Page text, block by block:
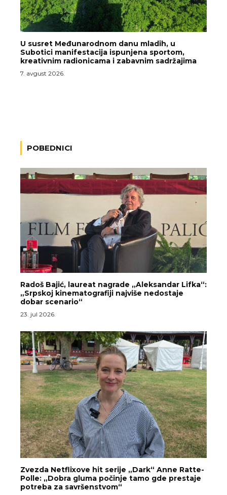
U susret Međunarodnom danu mladih, u
Subotici manifestacija ispunjena sportom,
kreativnim radionicama i zabavnim sadržajima
7. avgust 2026.
POBEDNICI
Radoš Bajić, laureat nagrade „Aleksandar Lifka“:
„Srpskoj kinematografiji najviše nedostaje
dobar scenario“
23. jul 2026.
Zvezda Netflixove hit serije „Dark“ Anne Ratte-
Polle: „Dobra gluma počinje tamo gde prestaje
potreba za savršenstvom“